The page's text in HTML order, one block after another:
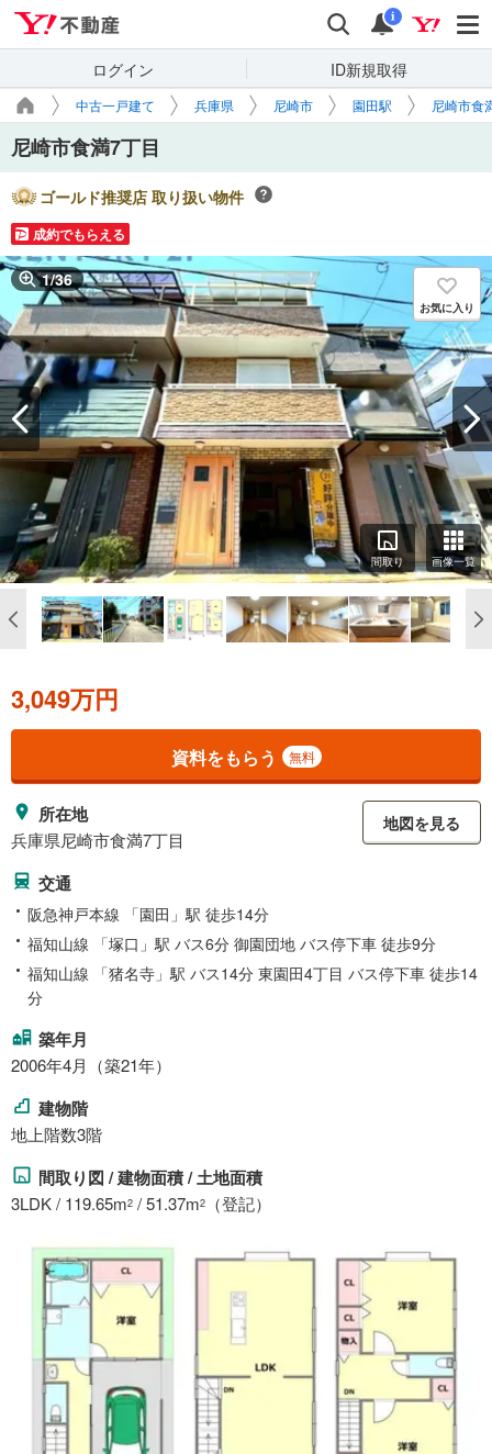
検索 通知
i
ログイン ID新規取得
中古一戸建て 兵庫県 尼崎市 園田駅 尼崎市食
尼崎市食満7丁目
ゴールド推奨店 取り扱い物件
成約でもらえる
1/36
お気に入り
間取り 画像一覧
3,049万円
資料をもらう 無料
所在地
兵庫県尼崎市食満7丁目
地図を見る
交通
阪急神戸本線 「園田」駅 徒歩14分
福知山線 「塚口」駅 バス6分 御園団地 バス停下車 徒歩9分
福知山線 「猪名寺」駅 バス14分 東園田4丁目 バス停下車 徒歩14
分
築年月
2006年4月（築21年）
建物階
地上階数3階
間取り図 / 建物面積 / 土地面積
3LDK / 119.65m2 / 51.37m2 （登記）